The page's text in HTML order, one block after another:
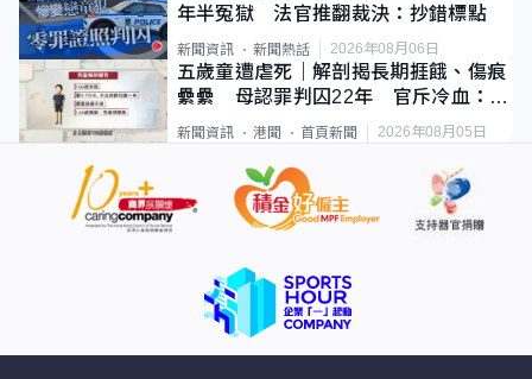
年半冤獄 法官推翻裁決：抄錯標點
新聞資訊 新聞熱話 2026年08月06日
五歲童遭虐死｜解剖揭長期捱餓、傷痕
纍纍 母認罪判囚22年 官斥冷血：同
類案最惡劣
新聞資訊 港聞 首頁新聞 2026年08月05日